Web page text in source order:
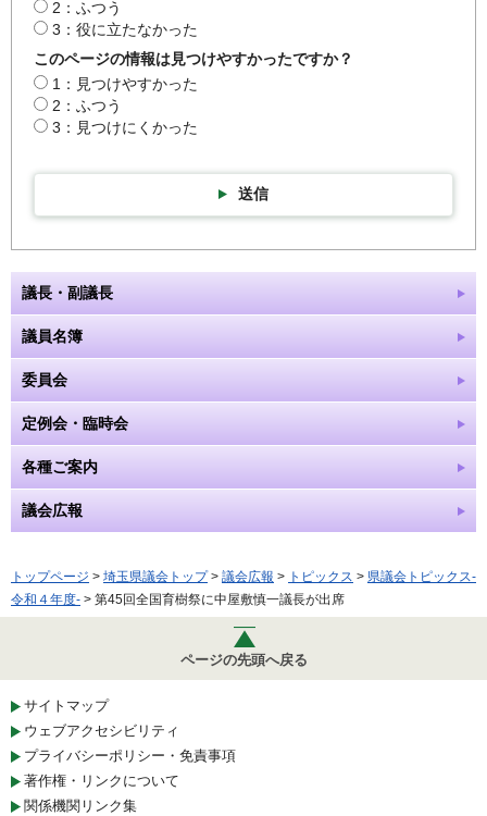
2：ふつう
3：役に立たなかった
このページの情報は見つけやすかったですか？
1：見つけやすかった
2：ふつう
3：見つけにくかった
送信
議長・副議長
議員名簿
委員会
定例会・臨時会
各種ご案内
議会広報
トップページ > 埼玉県議会トップ> 議会広報 > トピックス > 県議会トピックス-
令和４年度- > 第45回全国育樹祭に中屋敷慎一議長が出席
ページの先頭へ戻る
サイトマップ
ウェブアクセシビリティ
プライバシーポリシー・免責事項
著作権・リンクについて
関係機関リンク集